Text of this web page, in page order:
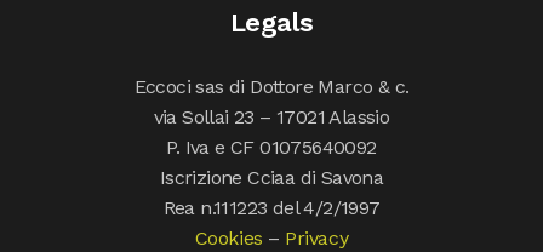
Legals
Eccoci sas di Dottore Marco & c.
via Sollai 23 – 17021 Alassio
P. Iva e CF 01075640092
Iscrizione Cciaa di Savona
Rea n.111223 del 4/2/1997
Cookies – Privacy